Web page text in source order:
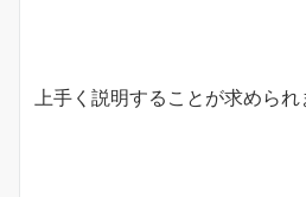
上手く説明することが求められ